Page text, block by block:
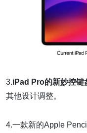
3.iPad Pro的新妙控键
其他设计调整。
4.一款新的Apple